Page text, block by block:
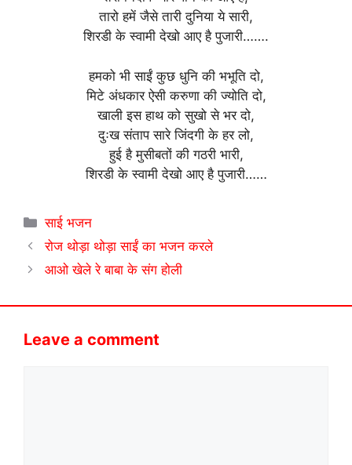
तारो हमें जैसे तारी दुनिया ये सारी,
शिरडी के स्वामी देखो आए है पुजारी…….
हमको भी साईं कुछ धुनि की भभूति दो,
मिटे अंधकार ऐसी करुणा की ज्योति दो,
खाली इस हाथ को सुखो से भर दो,
दुःख संताप सारे जिंदगी के हर लो,
हुई है मुसीबतों की गठरी भारी,
शिरडी के स्वामी देखो आए है पुजारी……
Categories
साई भजन
रोज थोड़ा थोड़ा साईं का भजन करले
आओ खेले रे बाबा के संग होली
Leave a comment